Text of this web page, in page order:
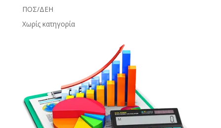
ΠΟΣ/ΔΕΗ
Χωρίς κατηγορία